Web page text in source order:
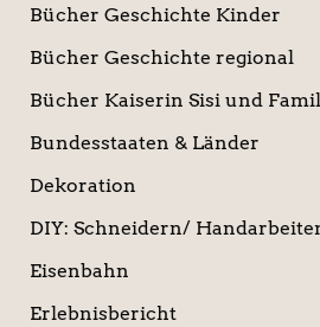
Bücher Geschichte Kinder
Bücher Geschichte regional
Bücher Kaiserin Sisi und
Bundesstaaten & Länder
Dekoration
DIY: Schneidern/
Eisenbahn
Erlebnisbericht